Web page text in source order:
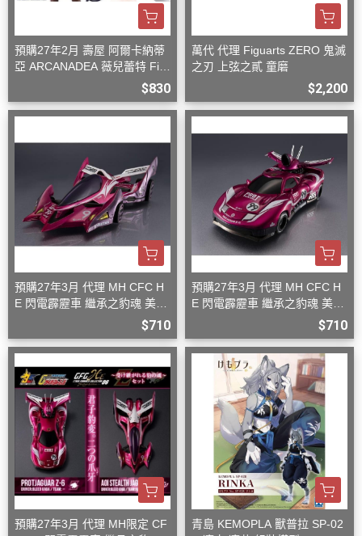
預購27年2月 壽屋 阿爾卡納蒂
亞 ARCANADEA 薇兒蕾特 Firs
$830
萬代 代理 Figuarts ZERO 鬼滅
之刃 上弦之貳 童磨
$2,200
預購27年3月 代理 MH CFC H
E 閃電霹靂車 繼承之豹魂 美洲
$710
預購27年3月 代理 MH CFC H
E 閃電霹靂車 繼承之豹魂 美洲
$710
預購27年3月 代理 MH限定 CF
青島 KEMOPLA 獸普拉 SP-02